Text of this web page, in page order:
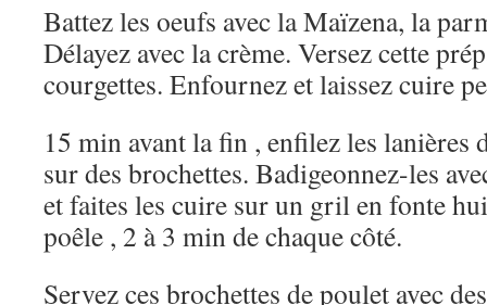
Battez les oeufs avec la Maïzena, la
Délayez avec la crème. Versez cette
courgettes. Enfournez et laissez cuire
15 min avant la fin , enfilez les lanières
sur des brochettes. Badigeonnez-les
et faites les cuire sur un gril en fonte
poêle , 2 à 3 min de chaque côté.
Servez ces brochettes de poulet avec